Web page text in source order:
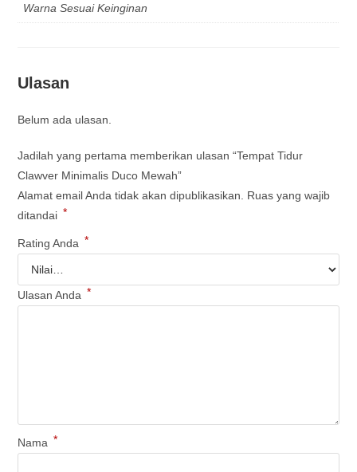
Warna Sesuai Keinginan
Ulasan
Belum ada ulasan.
Jadilah yang pertama memberikan ulasan “Tempat Tidur
Clawver Minimalis Duco Mewah”
Alamat email Anda tidak akan dipublikasikan.
Ruas yang wajib
ditandai *
Rating Anda *
Ulasan Anda *
Nama *